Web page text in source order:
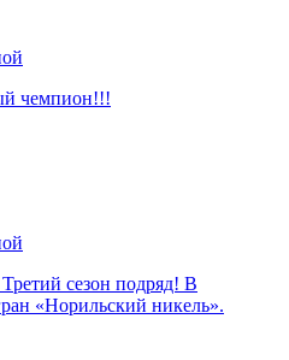
чемпион!!!
сезон подряд! В
«Норильский никель».